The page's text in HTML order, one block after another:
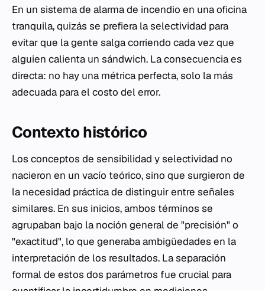
En un sistema de alarma de incendio en una oficina
tranquila, quizás se prefiera la selectividad para
evitar que la gente salga corriendo cada vez que
alguien calienta un sándwich. La consecuencia es
directa: no hay una métrica perfecta, solo la más
adecuada para el costo del error.
Contexto histórico
Los conceptos de sensibilidad y selectividad no
nacieron en un vacío teórico, sino que surgieron de
la necesidad práctica de distinguir entre señales
similares. En sus inicios, ambos términos se
agrupaban bajo la noción general de "precisión" o
"exactitud", lo que generaba ambigüedades en la
interpretación de los resultados. La separación
formal de estos dos parámetros fue crucial para